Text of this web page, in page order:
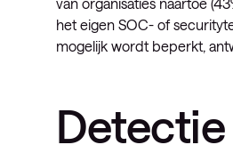
het eigen SOC- of
mogelijk wordt beperkt,